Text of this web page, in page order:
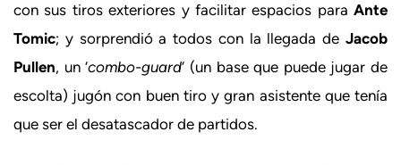
con sus tiros exteriores y facilitar espacios para Ante
Tomic; y sorprendió a todos con la llegada de Jacob
Pullen, un ‘combo-guard‘ (un base que puede jugar de
escolta) jugón con buen tiro y gran asistente que tenía
que ser el desatascador de partidos.